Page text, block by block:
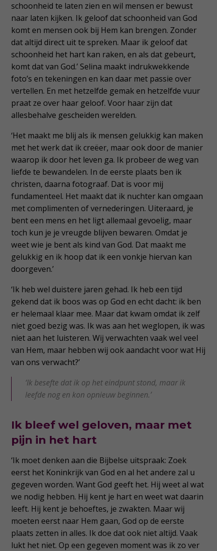
schoonheid te laten zien en wil mensen er bewust
naar laten kijken. Ik geloof dat schoonheid van God
komt en mensen ook bij Hem kan brengen. Zonder
dat altijd direct uit te spreken. Maar ik geloof dat
schoonheid het hart kan raken, en als dat gebeurt,
komt dat van God.’ Selina maakt indrukwekkende
foto’s en tekeningen en kan daar met passie over
vertellen. En met hetzelfde gemak en hetzelfde vuur
praat ze over haar geloof. Voor haar zijn dat
allesbehalve gescheiden werelden.
‘Het maakt me blij als ik mensen gelukkig kan maken
met het werk dat ik creëer, maar ook door de manier
waarop ik door het leven ga. Ik probeer de weg van
liefde te bewandelen. In de eerste plaats ben ik
christen, daarna fotograaf. Dat is voor mij
fundamenteel. Het maakt dat ik nuchter kan omgaan
met complimenten of vernederingen. Uiteraard, je
bent een mens en het ligt allemaal gevoelig, maar
toch kun je je vreugde blijven bewaren. Omdat je
weet wie je bent als kind van God. Dat maakt me
gelukkig en ik hoop dat ik een vonkje hiervan kan
doorgeven.’
‘Ik heb wel duistere jaren gehad. Ik heb een tijd
gekend dat ik boos was op God en echt dacht: ik ben
er helemaal klaar mee. Maar dat kwam omdat ik zelf
niet goed bezig was. Ik was aan het weglopen, ik was
niet aan het luisteren. Wij verwachten vaak wel veel
van Hem, maar hebben wij ook aandacht voor wat Hij
van ons verwacht?’
‘Ik besefte dat ik op het eindpunt stond, maar ik
leefde nog en kon opnieuw beginnen.’
Ik bleef wel geloven, maar met
pijn in het hart
‘Ik moet denken aan die Bijbelse uitspraak: Zoek
eerst het Koninkrijk van God en al het andere zal u
gegeven worden. Want God geeft het. Hij weet al wat
we nodig hebben. Hij kent je hart en weet wat daarin
leeft. Hij kent je behoeftes, je zwakten. Maar wij
moeten eerst naar Hem gaan, God op de eerste
plaats zetten in alles. Ik doe dat ook niet altijd. Vaak
lukt het niet. Op een gegeven moment was ik zo ver